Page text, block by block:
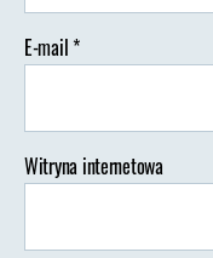
E-mail*
Witryna internetowa